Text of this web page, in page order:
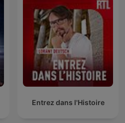
Entrez dans l'Histoire